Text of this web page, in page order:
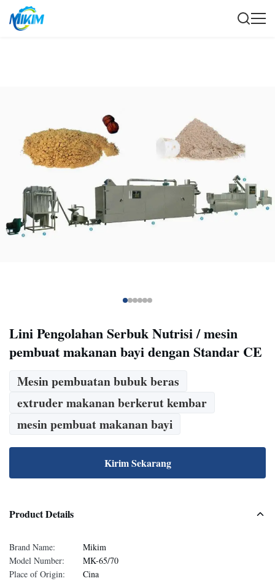
Lini Pengolahan Serbuk Nutrisi / mesin
pembuat makanan bayi dengan Standar CE
Mesin pembuatan bubuk beras
extruder makanan berkerut kembar
mesin pembuat makanan bayi
Kirim Sekarang
Product Details
Brand Name:
Mikim
Model Number:
MK-65/70
Place of Origin:
Cina